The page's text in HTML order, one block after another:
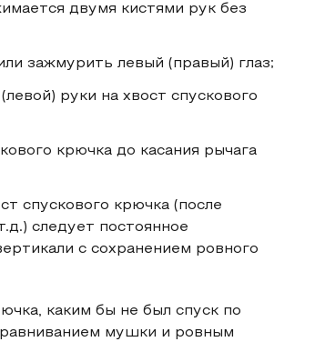
двумя кистями рук без
зажмурить левый (правый) глаз;
руки на хвост спускового
крючка до касания рычага
спускового крючка (после
следует постоянное
с сохранением ровного
каким бы не был спуск по
мушки и ровным